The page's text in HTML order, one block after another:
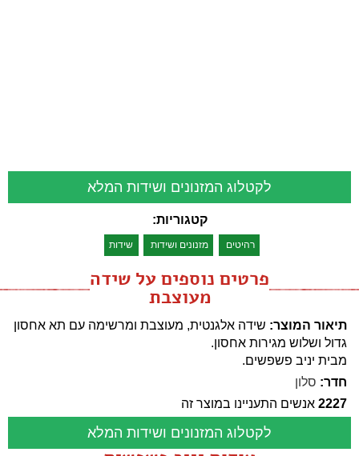
לקטלוג המזנונים ושידות המלא
קטגוריות:
רהיטים מזנונים ושידות שידות
פרטים נוספים על שידה
מעוצבת
תיאור המוצר: שידה אלגנטית, מעוצבת ומרשימה עם תא אחסון
גדול ושלוש מגירות אחסון.
מבית יניב פשפשים.
חדר: סלון
2227 אנשים התעניינו במוצר זה
לקטלוג המזנונים ושידות המלא